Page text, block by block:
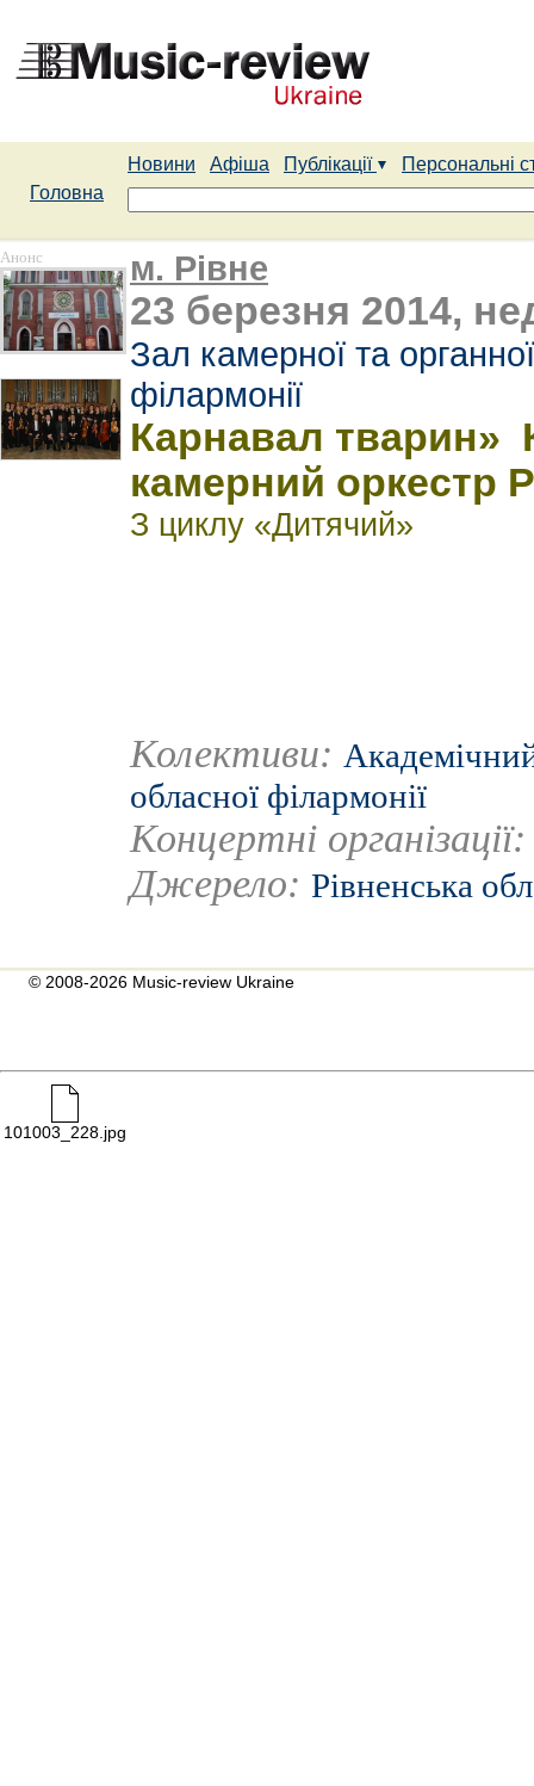
Новини Афіша Публікації
Персональні
Головна
Анонс м. Рівне
23 березня 2014,
Зал камерної та
філармонії
Карнавал тварин»
камерний оркестр
З циклу «Дитячий»
Колективи:
обласної філармонії
Концертні
Джерело: Рівненська
© 2008-2026 Music-review Ukraine
101003_228.jpg